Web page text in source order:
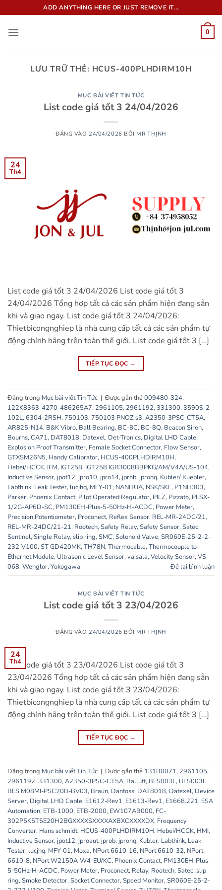
qua
nội
ADD ANYTHING HERE OR JUST REMOVE IT...
0
LƯU TRỮ THẺ: HCUS-400PLHDIRM10H
MỤC BÀI VIẾT TIN TỨC
List code giá tốt 3 24/04/2026
ĐĂNG VÀO 24/04/2026 BỞI MR THỊNH
24
Th4
List code giá tốt 3 24/04/2026 List code giá tốt 3
24/04/2026 Tổng hợp tất cả các sản phẩm hiện đang sẵn
khi và giao ngay. List code giá tốt 3 24/04/2026:
Thietbicongnghiep là nhà cung cấp tất cả các sản phẩm tự
động chính hãng trên toàn thế giới. List code giá tốt 3 […]
TIẾP TỤC ĐỌC →
Đăng trong Mục bài viết Tin Tức | Được gắn thẻ009480-324,
122K8363-4270-486265A7, 2961105, 2961192, 331300, 3590S-2-
102L, 6304-2RSH, 750103, 750103 PNOZ s3, A2350-3PSC-CT5A,
AR825-N14, B&K Vibro, Ball Bearing, BC-8C, BC-8Q, Beacon Siren,
Bourns, CA71, DAT8018, Datexel, Det-Tronics, Digital LHD Cable,
Explosion Proof Transmitter, Female Socket Connector, Flow Sensor,
GTXSM26N5, Handy Calibrator, HCUS-400PLHDIRM10H,
Hebei/HCCK, IFM, IGT258, IGT258 IGB3008BBPKG/AM/V4A/US-104,
Inductive Sensor, jpot12, jpro10, jpro14, jprob, jprohq, Kubler/ Kuebler,
Labthink, Leak Tester, lucjhq, MFY-01, NANHUA, NSK/SKF, P1NH303,
Parker, Phoenix Contact, Pilot Operated Regulator, PILZ, Pizzato, PLSX-
1/2G-AP6D-SC, PM130EH-Plus-5-50Hz-H-ACDC, Power Meter,
Precision Potentiometer, Proconect, Reflex Sensor, REL-MR-24DC/21,
REL-MR-24DC/21-21, Rootech, Safety Relay, Safety Sensor, Satec,
Sentinel, Single Relay, slip ring, SMC, Solenoid Valve, SR060E-25-2-2-
232-V100, ST GD420MK, TH78N, Thermocable, Thermocouple to
Ethernet Module, Ultrasonic Level Sensor, vaisala, Velocity Sensor, VS-
068, Wenglor, Yokogawa Để lại bình luận
MỤC BÀI VIẾT TIN TỨC
List code giá tốt 3 23/04/2026
ĐĂNG VÀO 24/04/2026 BỞI MR THỊNH
24
Th4
List code giá tốt 3 23/04/2026 List code giá tốt 3
23/04/2026 Tổng hợp tất cả các sản phẩm hiện đang sẵn
khi và giao ngay. List code giá tốt 3 23/04/2026:
Thietbicongnghiep là nhà cung cấp tất cả các sản phẩm tự
động chính hãng trên toàn thế giới. List code giá tốt 3 […]
TIẾP TỤC ĐỌC →
Đăng trong Mục bài viết Tin Tức | Được gắn thẻ 131B0071, 2961105,
2961192, 331300, A2350-3PSC-CT5A, Balluff, BES003L, BES003L
BES M08MI-PSC20B-BV03, Braun, Danfoss, DAT8018, Datexel, Device
Server, Digital LHD Cable, E1612-Rev1, E1613-Rev1, E1668.221, ESA
Automation, ETB-1000, ETB-2000, EW107AB000, FC-
302P5K5T5E20H2BGXXXXSXXXXAXBXCXXXXDX, Frequency
Converter, Hans schmidt, HCUS-400PLHDIRM10H, Hebei/HCCK, HMI,
Inductive Sensor, jpot12, jproaut, jprob, jprohq, Kubler, Labthink, Leak
Tester, lucjhq, MFY-01, Moxa, NPort 6610-16, NPort 6610-32, NPort
6610-8, NPort W2150A-W4-EU/KC, Phoenix Contact, PM130EH-Plus-
5-50Hz-H-ACDC, Power Meter, Proconect, Relay, Rootech, Satec, slip
ring, Smoke Detector, Socket Connector, Speed Monitor, SR060E-25-2-